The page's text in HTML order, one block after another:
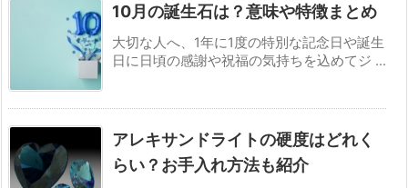
10月の誕生石は？意味や特徴まとめ
大切な人へ、1年に1度の特別な記念日や誕生
日に日頃の感謝や祝福の気持ちを込めてジ ...
アレキサンドライトの硬度はどれく
らい？お手入れ方法も紹介